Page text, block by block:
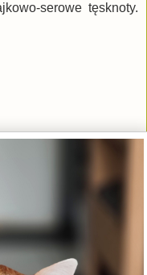
serowe tęsknoty.